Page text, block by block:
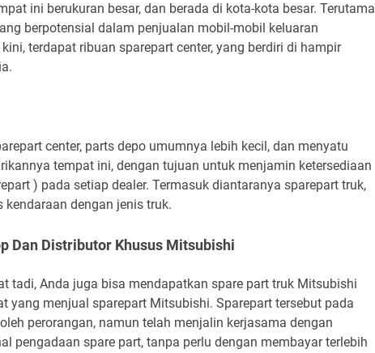
ini berukuran besar, dan berada di kota-kota besar. Terutama
berpotensial dalam penjualan mobil-mobil keluaran
terdapat ribuan sparepart center, yang berdiri di hampir
center, parts depo umumnya lebih kecil, dan menyatu
tempat ini, dengan tujuan untuk menjamin ketersediaan
) pada setiap dealer. Termasuk diantaranya sparepart truk,
kendaraan dengan jenis truk.
Dan Distributor Khusus Mitsubishi
tadi, Anda juga bisa mendapatkan spare part truk Mitsubishi
yang menjual sparepart Mitsubishi. Sparepart tersebut pada
perorangan, namun telah menjalin kerjasama dengan
pengadaan spare part, tanpa perlu dengan membayar terlebih